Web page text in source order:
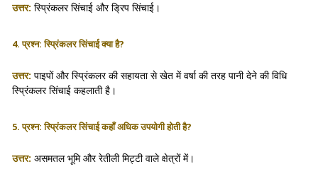
उत्तर: स्प्रिंकलर सिंचाई और ड्रिप सिंचाई।
4. प्रश्न: स्प्रिंकलर सिंचाई क्या है?
उत्तर: पाइपों और स्प्रिंकलर की सहायता से खेत में वर्षा की तरह पानी देने की विधि
स्प्रिंकलर सिंचाई कहलाती है।
5. प्रश्न: स्प्रिंकलर सिंचाई कहाँ अधिक उपयोगी होती है?
उत्तर: असमतल भूमि और रेतीली मिट्टी वाले क्षेत्रों में।